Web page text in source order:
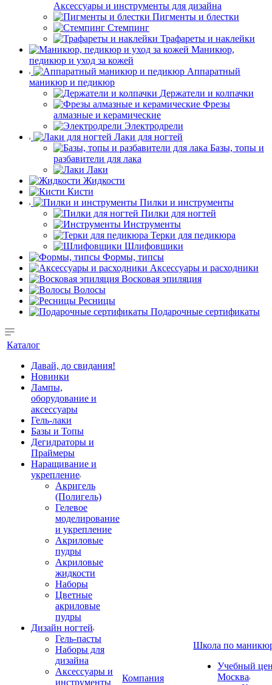
Аксессуары и инструменты для дизайна
Пигменты и блестки
Стемпинг
Трафареты и наклейки
Маникюр,
педикюр и уход за кожей
Аппаратный
маникюр и педикюр
Держатели и колпачки
Фрезы
алмазные и керамические
Электродрели
Лаки для ногтей
Базы, топы и
разбавители для лака
Лаки
Жидкости
Кисти
Пилки и инструменты
Пилки для ногтей
Инструменты
Терки для педикюра
Шлифовщики
Формы, типсы
Аксессуары и расходники
Восковая эпиляция
Волосы
Ресницы
Подарочные сертификаты
Каталог
Давай, до свидания!
Новинки
Лампы,
оборудование и
аксессуары
Гель-лаки
Базы и Топы
Дегидраторы и
Праймеры
Наращивание и
укрепление
Акригель
(Полигель)
Гелевое
моделирование
и укрепление
Акриловые
пудры
Акриловые
жидкости
Наборы
Цветные
акриловые
пудры
Дизайн ногтей
Гель-пасты
Наборы для
дизайна
Аксессуары и
инструменты
Компания
Школа по
Учебный
Москва